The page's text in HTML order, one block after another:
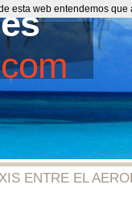
ENTRE EL
esta web entendemos